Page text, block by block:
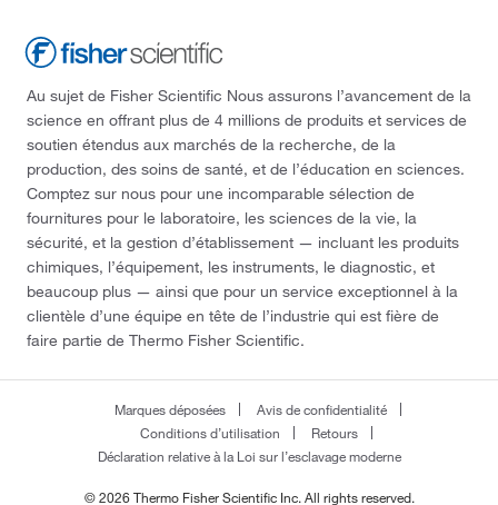
Au sujet de Fisher Scientific Nous assurons l’avancement de la
science en offrant plus de 4 millions de produits et services de
soutien étendus aux marchés de la recherche, de la
production, des soins de santé, et de l’éducation en sciences.
Comptez sur nous pour une incomparable sélection de
fournitures pour le laboratoire, les sciences de la vie, la
sécurité, et la gestion d’établissement — incluant les produits
chimiques, l’équipement, les instruments, le diagnostic, et
beaucoup plus — ainsi que pour un service exceptionnel à la
clientèle d’une équipe en tête de l’industrie qui est fière de
faire partie de Thermo Fisher Scientific.
Marques déposées
Avis de confidentialité
Conditions d’utilisation
Retours
Déclaration relative à la Loi sur l’esclavage moderne
© 2026 Thermo Fisher Scientific Inc. All rights reserved.